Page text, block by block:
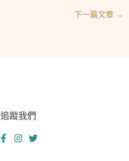
下一篇文章 →
追蹤我們